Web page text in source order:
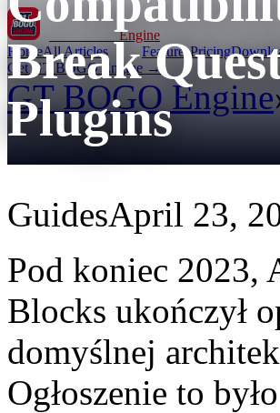
GT BOGOEngine
HomeAll Articles FeaturesPricing
Get GT BOGO Engine →
GT BOGO Engine
Break
Plugins
GuidesApril 23,
Pod koniec 2023,
Blocks ukończył
domyślnej
Ogłoszenie to